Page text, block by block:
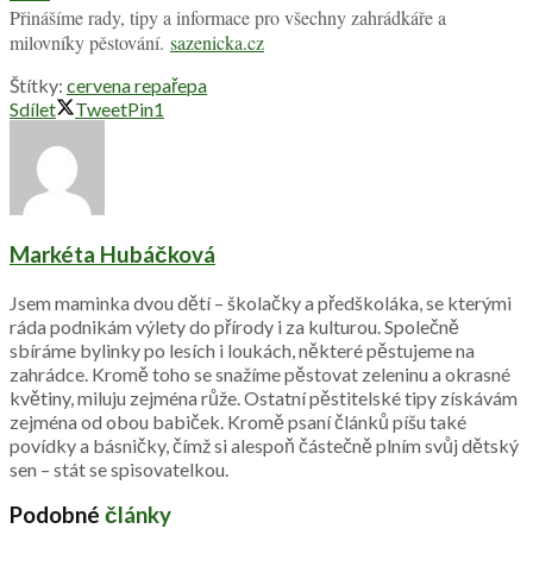
Přinášíme rady, tipy a informace pro všechny zahrádkáře a
milovníky pěstování. sazenicka.cz
Štítky: cervena repařepa
Sdílet
TweetPin1
Markéta Hubáčková
Jsem maminka dvou dětí – školačky a předškoláka, se kterými
ráda podnikám výlety do přírody i za kulturou. Společně
sbíráme bylinky po lesích i loukách, některé pěstujeme na
zahrádce. Kromě toho se snažíme pěstovat zeleninu a okrasné
květiny, miluju zejména růže. Ostatní pěstitelské tipy získávám
zejména od obou babiček. Kromě psaní článků píšu také
povídky a básničky, čímž si alespoň částečně plním svůj dětský
sen – stát se spisovatelkou.
Podobné články